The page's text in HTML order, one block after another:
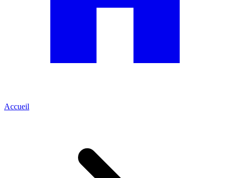
Accueil